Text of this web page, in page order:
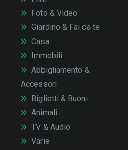
Foto & Video
Giardino & Fai da te
Casa
Immobili
Abbigliamento &
Accessori
Biglietti & Buoni
Animali
TV & Audio
Varie